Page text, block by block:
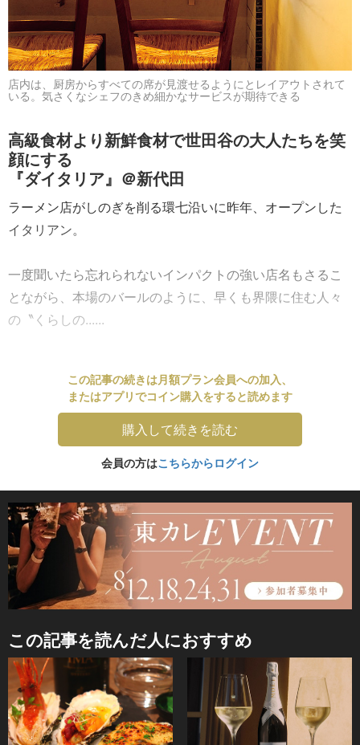
店内は、厨房からすべての席が見渡せるようにとレイアウトされて
いる。気さくなシェフのきめ細かなサービスが期待できる
高級食材より新鮮食材で世田谷の大人たちを笑
顔にする
『ダイタリア』＠新代田
ラーメン店がしのぎを削る環七沿いに昨年、オープンした
イタリアン。
一度聞いたら忘れられないインパクトの強い店名もさるこ
とながら、本場のバールのように、早くも界隈に住む人々
の〝くらしの......
この記事の続きは月額プラン会員への加入、
またはアプリでコイン購入をすると読めます
購入して続きを読む
会員の方はこちらからログイン
この記事を読んだ人におすすめ